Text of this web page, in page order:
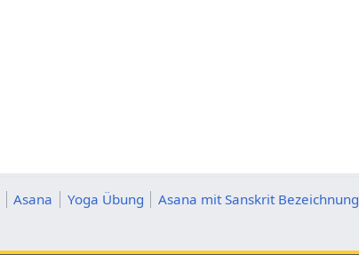
Asana Yoga Übung Asana mit Sanskrit Bezeichnung